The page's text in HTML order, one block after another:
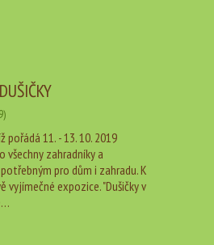
pořádá 11. - 13. 10. 2019
všechny zahradníky a
pro dům i zahradu. K
vyjímečné expozice. "Dušičky v